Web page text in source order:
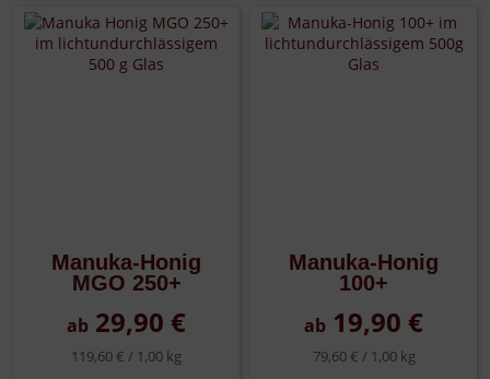
Manuka-Honig
MGO 250+
ab 29,90 €
119,60 € / 1,00 kg
Manuka-Honig
100+
ab 19,90 €
79,60 € / 1,00 kg